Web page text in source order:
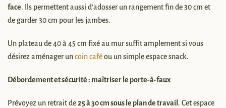
face. Ils permettent aussi d’adosser un rangement fin de 30 cm et
de garder 30 cm pour les jambes.
Un plateau de 40 à 45 cm fixé au mur suffit amplement si vous
désirez aménager uncoin caféou un simple espace snack.
Débordement et sécurité : maîtriser le porte-à-faux
Prévoyez un retrait de25 à 30 cm sous le plan de travail . Cet espace